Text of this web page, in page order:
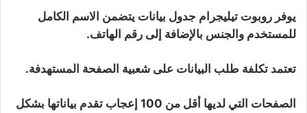
يوفر روبوت تيليجرام جدول بيانات يتضمن الاسم الكامل
للمستخدم والجنس بالإضافة إلى رقم الهاتف.
تعتمد تكلفة طلب البيانات على شعبية الصفحة المستهدفة.
الصفحات التي لديها أقل من 100 إعجاب تقدم بياناتها بشكل